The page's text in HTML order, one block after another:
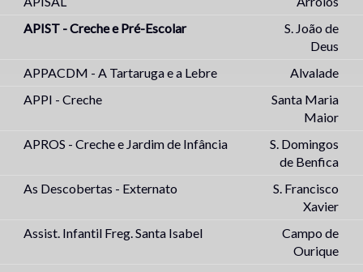
APIST - Creche e Pré-Escolar
S. João de
Deus
APPACDM - A Tartaruga e a Lebre
Alvalade
APPI - Creche
Santa Maria
Maior
APROS - Creche e Jardim de Infância
S. Domingos
de Benfica
As Descobertas - Externato
S. Francisco
Xavier
Assist. Infantil Freg. Santa Isabel
Campo de
Ourique